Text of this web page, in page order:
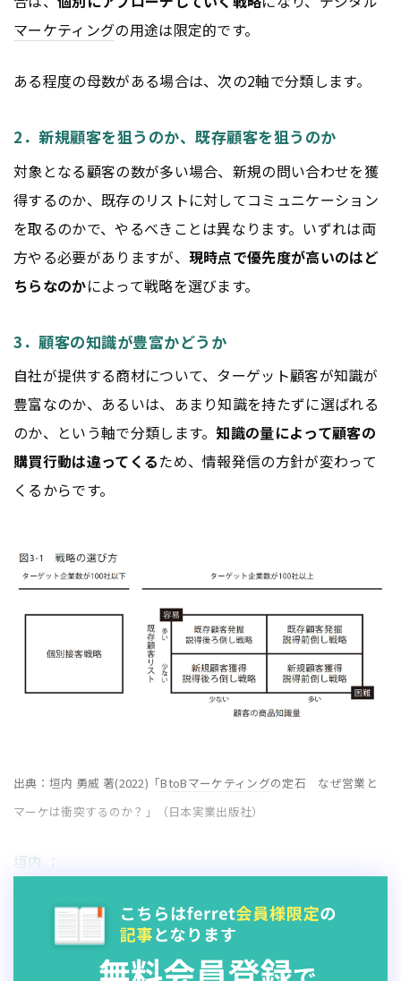
マーケティングの用途は限定的です。
ある程度の母数がある場合は、次の2軸で分類します。
2．新規顧客を狙うのか、既存顧客を狙うのか
対象となる顧客の数が多い場合、新規の問い合わせを獲
得するのか、既存のリストに対してコミュニケーション
を取るのかで、やるべきことは異なります。いずれは両
方やる必要がありますが、 現時点で優先度が高いのはど
ちらなのかによって戦略を選びます。
3．顧客の知識が豊富かどうか
自社が提供する商材について、ターゲット顧客が知識が
豊富なのか、あるいは、あまり知識を持たずに選ばれる
のか、という軸で分類します。 知識の量によって顧客の
購買行動は違ってくるため、情報発信の方針が変わって
くるからです。
出典：垣内 勇威 著(2022)「BtoBマーケティングの定石 なぜ営業と
マーケは衝突するのか？」（日本実業出版社）
垣内 ：
していくと、整理しやすいのではないでしょうか。
ついつい、うまくいった施策を真似したくなると思いま